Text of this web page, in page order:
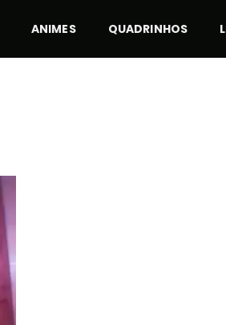
ANIMES QUADRINHOS